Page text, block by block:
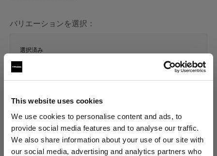
This website uses cookies
We use cookies to personalise content and ads, to
provide social media features and to analyse our traffic.
We also share information about your use of our site with
our social media, advertising and analytics partners who
バリエーションを選択：
選択済み
ストリップライト L 230V
本製品は生産中止になりましたので、ご購入いただけませ
ん。詳しくは当社までお問い合わせください。